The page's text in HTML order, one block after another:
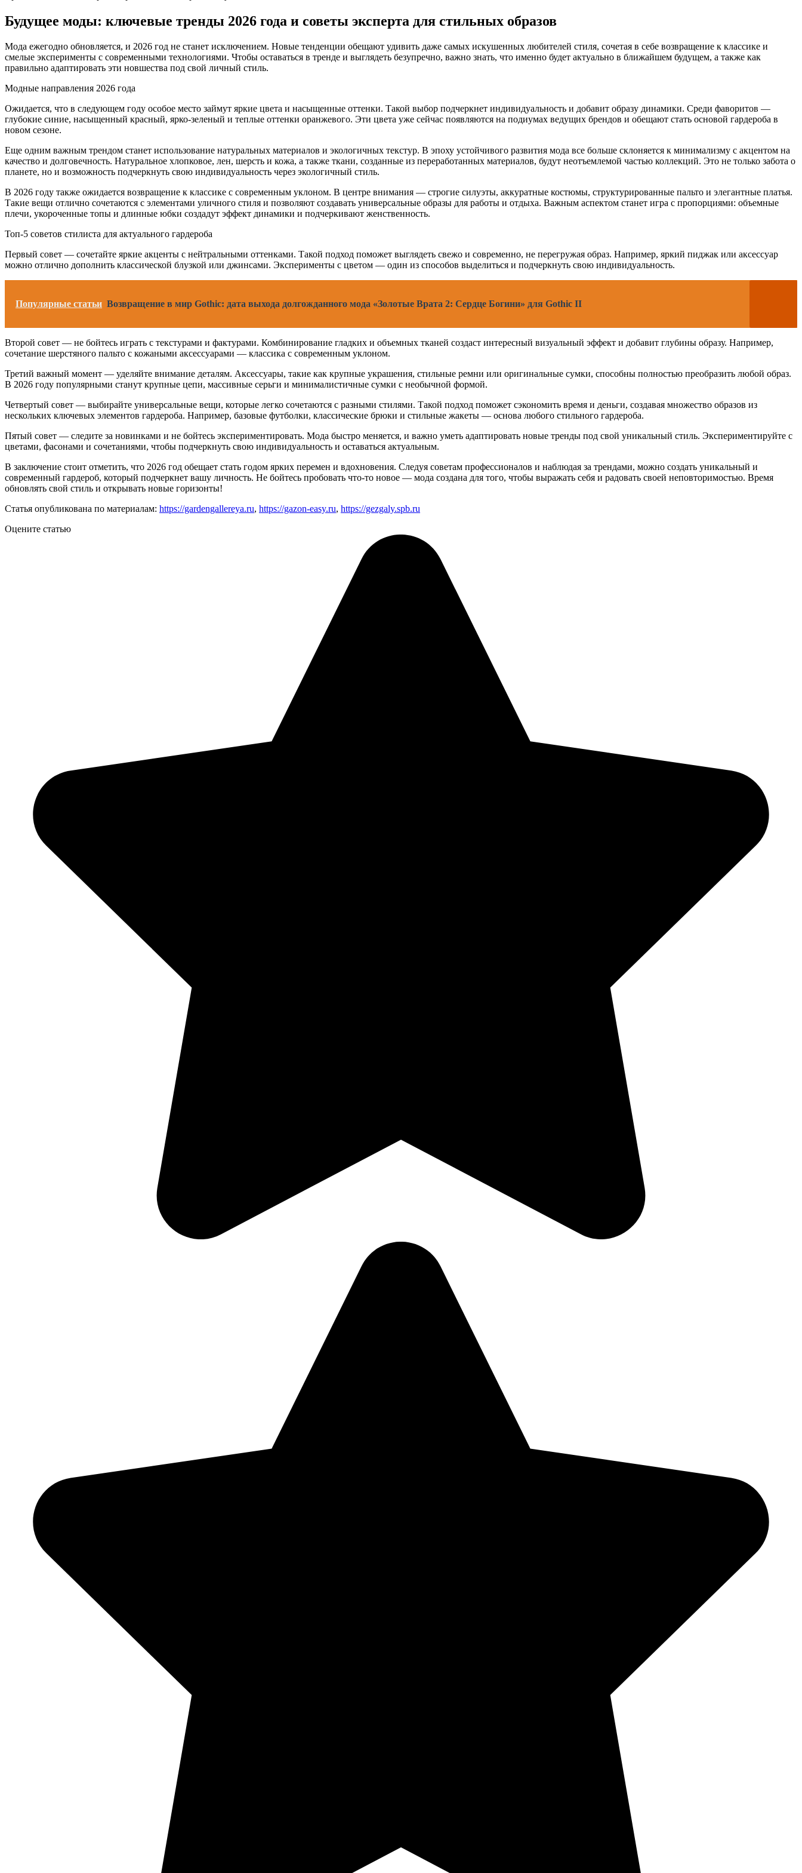
Будущее моды: ключевые тренды 2026 года и советы эксперта для стильных образов
Мода ежегодно обновляется, и 2026 год не станет исключением. Новые тенденции обещают удивить даже самых искушенных любителей стиля, сочетая в себе возвращение к классике и
смелые эксперименты с современными технологиями. Чтобы оставаться в тренде и выглядеть безупречно, важно знать, что именно будет актуально в ближайшем будущем, а также как
правильно адаптировать эти новшества под свой личный стиль.
Модные направления 2026 года
Ожидается, что в следующем году особое место займут яркие цвета и насыщенные оттенки. Такой выбор подчеркнет индивидуальность и добавит образу динамики. Среди фаворитов —
глубокие синие, насыщенный красный, ярко-зеленый и теплые оттенки оранжевого. Эти цвета уже сейчас появляются на подиумах ведущих брендов и обещают стать основой гардероба в
новом сезоне.
Еще одним важным трендом станет использование натуральных материалов и экологичных текстур. В эпоху устойчивого развития мода все больше склоняется к минимализму с акцентом на
качество и долговечность. Натуральное хлопковое, лен, шерсть и кожа, а также ткани, созданные из переработанных материалов, будут неотъемлемой частью коллекций. Это не только забота о
планете, но и возможность подчеркнуть свою индивидуальность через экологичный стиль.
В 2026 году также ожидается возвращение к классике с современным уклоном. В центре внимания — строгие силуэты, аккуратные костюмы, структурированные пальто и элегантные платья.
Такие вещи отлично сочетаются с элементами уличного стиля и позволяют создавать универсальные образы для работы и отдыха. Важным аспектом станет игра с пропорциями: объемные
плечи, укороченные топы и длинные юбки создадут эффект динамики и подчеркивают женственность.
Топ-5 советов стилиста для актуального гардероба
Первый совет — сочетайте яркие акценты с нейтральными оттенками. Такой подход поможет выглядеть свежо и современно, не перегружая образ. Например, яркий пиджак или аксессуар
можно отлично дополнить классической блузкой или джинсами. Эксперименты с цветом — один из способов выделиться и подчеркнуть свою индивидуальность.
Популярные статьи Возвращение в мир Gothic: дата выхода долгожданного мода «Золотые Врата 2: Сердце Богини» для Gothic II
Второй совет — не бойтесь играть с текстурами и фактурами. Комбинирование гладких и объемных тканей создаст интересный визуальный эффект и добавит глубины образу. Например,
сочетание шерстяного пальто с кожаными аксессуарами — классика с современным уклоном.
Третий важный момент — уделяйте внимание деталям. Аксессуары, такие как крупные украшения, стильные ремни или оригинальные сумки, способны полностью преобразить любой образ.
В 2026 году популярными станут крупные цепи, массивные серьги и минималистичные сумки с необычной формой.
Четвертый совет — выбирайте универсальные вещи, которые легко сочетаются с разными стилями. Такой подход поможет сэкономить время и деньги, создавая множество образов из
нескольких ключевых элементов гардероба. Например, базовые футболки, классические брюки и стильные жакеты — основа любого стильного гардероба.
Пятый совет — следите за новинками и не бойтесь экспериментировать. Мода быстро меняется, и важно уметь адаптировать новые тренды под свой уникальный стиль. Экспериментируйте с
цветами, фасонами и сочетаниями, чтобы подчеркнуть свою индивидуальность и оставаться актуальным.
В заключение стоит отметить, что 2026 год обещает стать годом ярких перемен и вдохновения. Следуя советам профессионалов и наблюдая за трендами, можно создать уникальный и
современный гардероб, который подчеркнет вашу личность. Не бойтесь пробовать что-то новое — мода создана для того, чтобы выражать себя и радовать своей неповторимостью. Время
обновлять свой стиль и открывать новые горизонты!
Статья опубликована по материалам: https://gardengallereya.ru, https://gazon-easy.ru, https://gezgaly.spb.ru
Оцените статью